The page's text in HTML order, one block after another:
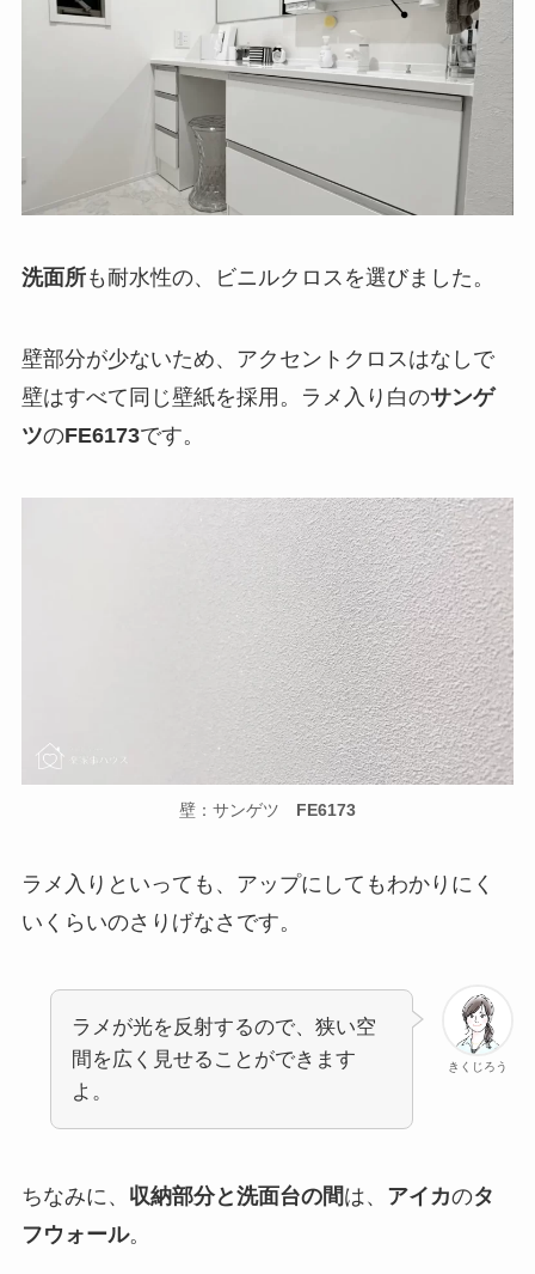
洗面所も耐水性の、ビニルクロスを選びました。
壁部分が少ないため、アクセントクロスはなしで
壁はすべて同じ壁紙を採用。ラメ入り白のサンゲ
ツのFE6173です。
壁：サンゲツ FE6173
ラメ入りといっても、アップにしてもわかりにく
いくらいのさりげなさです。
きくじろう
ラメが光を反射するので、狭い空
間を広く見せることができます
よ。
ちなみに、 収納部分と洗面台の間は、 アイカのタ
フウォール。